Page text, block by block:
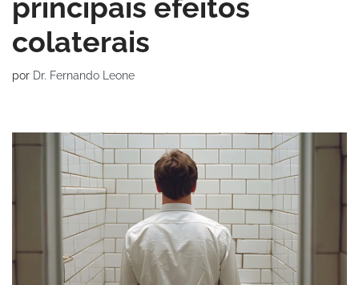
principais efeitos
colaterais
por Dr. Fernando Leone